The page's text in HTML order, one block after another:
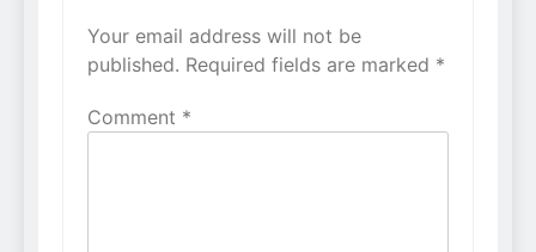
Your email address will not be
published. Required fields are marked *
Comment *
Alternative: